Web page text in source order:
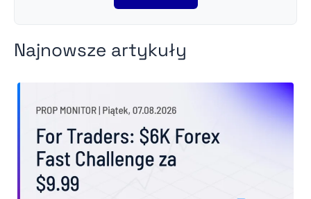
Najnowsze artykuły